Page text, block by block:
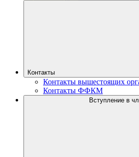
Контакты
Контакты вышестоящих
Контакты ФФКМ
Вступление в